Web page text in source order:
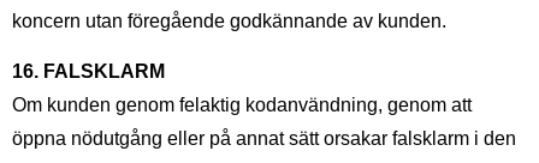
koncern utan föregående godkännande av kunden.
16. FALSKLARM
Om kunden genom felaktig kodanvändning, genom att
öppna nödutgång eller på annat sätt orsakar falsklarm i den